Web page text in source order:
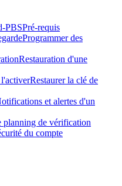
PBSPré-requis
Programmer des
Restauration d'une
Restaurer la clé de
et alertes d'un
de vérification
du compte